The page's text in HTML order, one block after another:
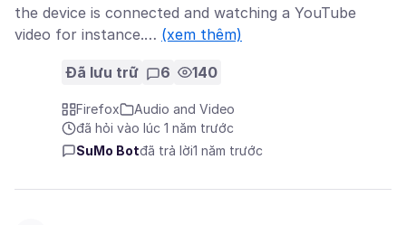
the device is connected and watching a YouTube
video for instance.… (xem thêm)
Đã lưu trữ 6 140
Firefox
Audio and Video
đã hỏi vào lúc 1 năm trước
SuMo Botđã trả lời1 năm trước